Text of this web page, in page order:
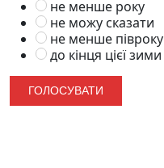
не менше року
не можу сказати
не менше півроку
до кінця цієї зими